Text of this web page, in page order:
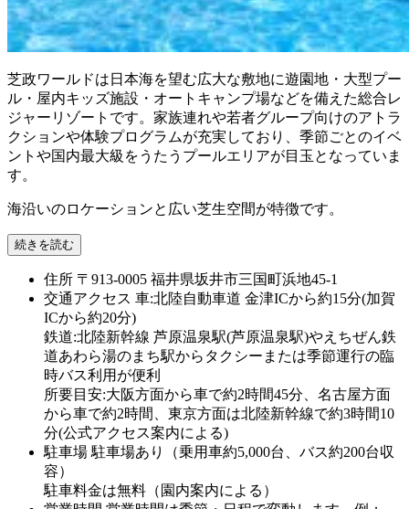
芝政ワールドは日本海を望む広大な敷地に遊園地・大型プー
ル・屋内キッズ施設・オートキャンプ場などを備えた総合レ
ジャーリゾートです。家族連れや若者グループ向けのアトラ
クションや体験プログラムが充実しており、季節ごとのイベ
ントや国内最大級をうたうプールエリアが目玉となっていま
す。
海沿いのロケーションと広い芝生空間が特徴です。
続きを読む
住所 〒913-0005 福井県坂井市三国町浜地45-1
交通アクセス 車:北陸自動車道 金津ICから約15分(加賀
ICから約20分)
鉄道:北陸新幹線 芦原温泉駅(芦原温泉駅)やえちぜん鉄
道あわら湯のまち駅からタクシーまたは季節運行の臨
時バス利用が便利
所要目安:大阪方面から車で約2時間45分、名古屋方面
から車で約2時間、東京方面は北陸新幹線で約3時間10
分(公式アクセス案内による)
駐車場 駐車場あり（乗用車約5,000台、バス約200台収
容）
駐車料金は無料（園内案内による）